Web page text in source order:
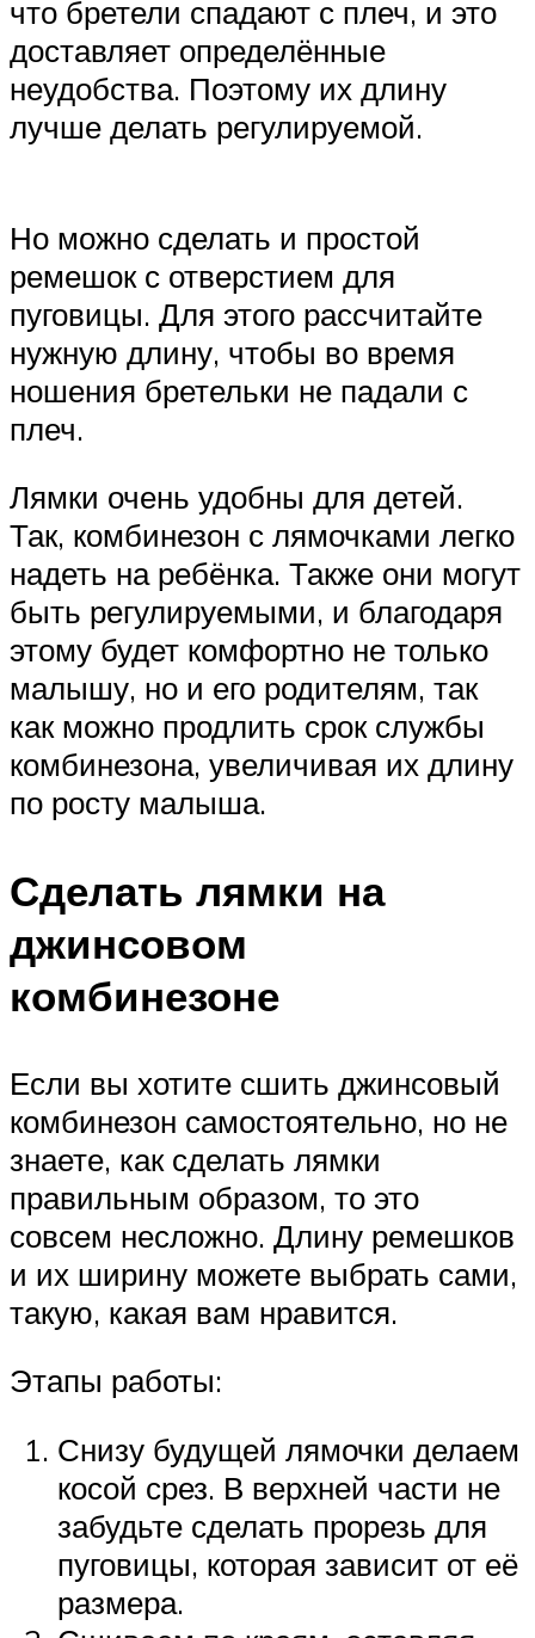
что бретели спадают с плеч, и это
доставляет определённые
неудобства. Поэтому их длину
лучше делать регулируемой.
Но можно сделать и простой
ремешок с отверстием для
пуговицы. Для этого рассчитайте
нужную длину, чтобы во время
ношения бретельки не падали с
плеч.
Лямки очень удобны для детей.
Так, комбинезон с лямочками легко
надеть на ребёнка. Также они могут
быть регулируемыми, и благодаря
этому будет комфортно не только
малышу, но и его родителям, так
как можно продлить срок службы
комбинезона, увеличивая их длину
по росту малыша.
Сделать лямки на
джинсовом
комбинезоне
Если вы хотите сшить джинсовый
комбинезон самостоятельно, но не
знаете, как сделать лямки
правильным образом, то это
совсем несложно. Длину ремешков
и их ширину можете выбрать сами,
такую, какая вам нравится.
Этапы работы:
Снизу будущей лямочки делаем
косой срез. В верхней части не
забудьте сделать прорезь для
пуговицы, которая зависит от её
размера.